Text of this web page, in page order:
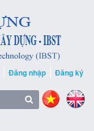
Đăng nhập Đăng ký